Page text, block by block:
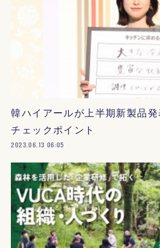
韓ハイアールが上半期新製品
チェックポイント
2023.06.13 06:05